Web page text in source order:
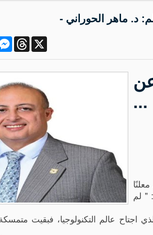
د. ماهر الحوراني -
Threads X
...
" لم
عالم التكنولوجيا، فبقيت متمسكة